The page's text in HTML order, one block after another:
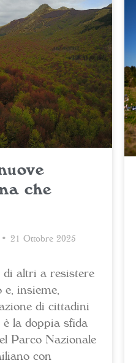
che
• 21 Ottobre 2025
altri a resistere
insieme,
di cittadini
la doppia sfida
Parco Nazionale
con